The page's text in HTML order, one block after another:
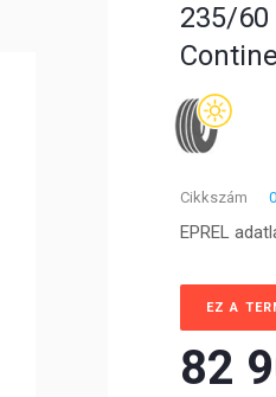
235/60
Cikkszám
EPREL
EZ A
82